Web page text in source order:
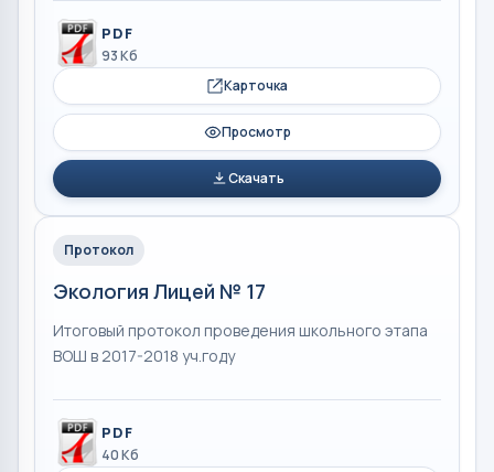
PDF
93 Кб
Карточка
Просмотр
Скачать
Протокол
Экология Лицей № 17
Итоговый протокол проведения школьного этапа
ВОШ в 2017-2018 уч.году
PDF
40 Кб